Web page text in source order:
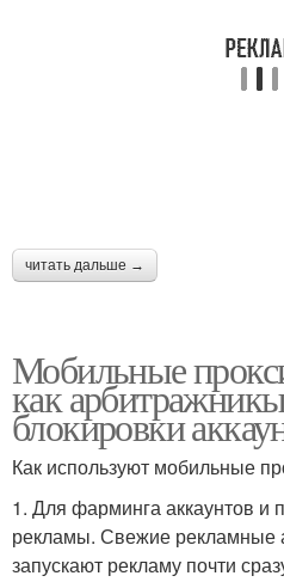
читать дальше →
Мобильные
как
блокировки
Как используют мобильные
1. Для фарминга аккаунтов и
рекламы. Свежие рекламные
запускают рекламу почти